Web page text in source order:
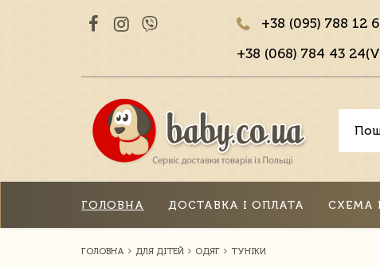
+38 (095) 788 12
+38 (068) 784 43
ГОЛОВНА ДОСТАВКА І ОПЛАТА СХЕМА
ГОЛОВНА ДЛЯ ДІТЕЙ ОДЯГ ТУНІКИ